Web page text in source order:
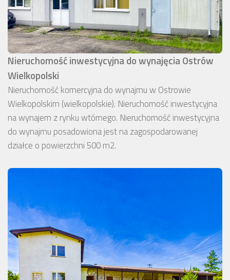
Nieruchomość inwestycyjna do wynajęcia Ostrów
Wielkopolski
Nieruchomość komercyjna do wynajmu w Ostrowie
Wielkopolskim (wielkopolskie). Nieruchomość inwestycyjna
na wynajem z rynku wtórnego. Nieruchomość inwestycyjna
do wynajmu posadowiona jest na zagospodarowanej
działce o powierzchni 500 m2.